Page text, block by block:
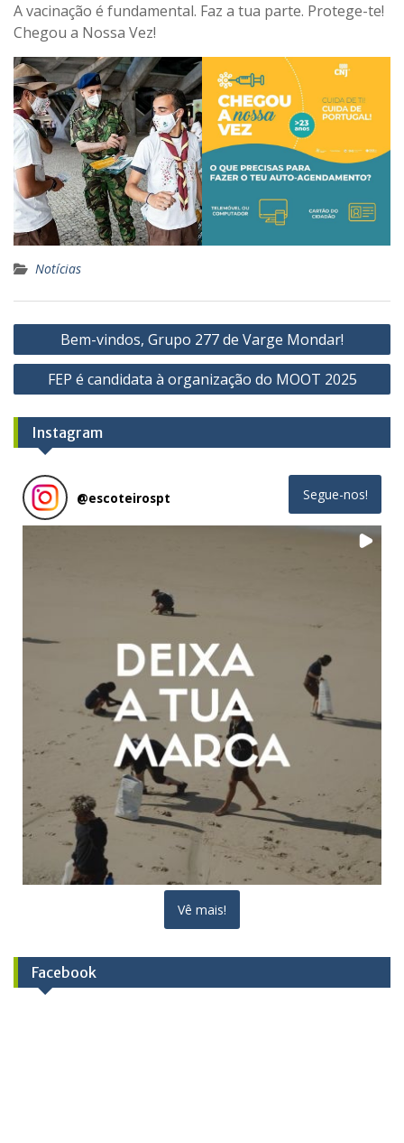
A vacinação é fundamental. Faz a tua parte. Protege-te!
Chegou a Nossa Vez!
Notícias
Navegação
de
artigos
Bem-vindos, Grupo 277 de Varge Mondar!
FEP é candidata à organização do MOOT 2025
Instagram
@escoteirospt Segue-nos!
Vê mais!
Facebook